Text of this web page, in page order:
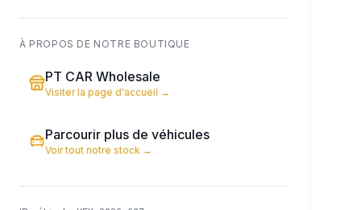
À PROPOS DE NOTRE BOUTIQUE
PT CAR Wholesale
Visiter la page d'accueil →
Parcourir plus de véhicules
Voir tout notre stock →